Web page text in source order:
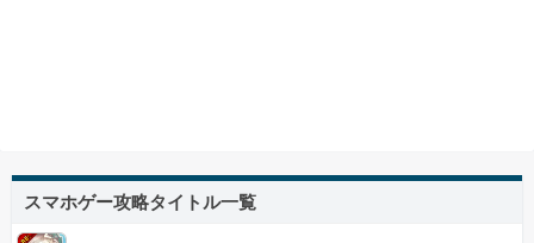
スマホゲー攻略タイトル一覧